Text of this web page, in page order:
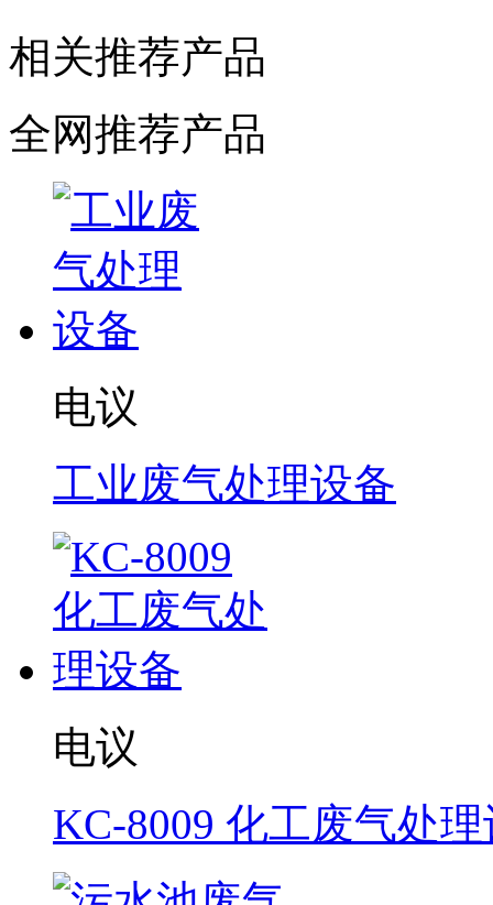
相关推荐产品
全网推荐产品
电议
工业废气处理设备
电议
KC-8009 化工废气处